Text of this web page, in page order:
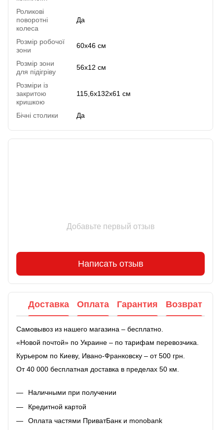
Роликові
поворотні
колеса
Да
Розмір робочої
зони
60х46 см
Розмір зони
для підігріву
56х12 см
Розміри із
закритою
кришкою
115,6х132х61 см
Бічні столики Да
Добавьте первый отзыв
Написать отзыв
Доставка Оплата Гарантия Возврат
Самовывоз из нашего магазина – бесплатно.
«Новой почтой» по Украине – по тарифам перевозчика.
Курьером по Киеву, Ивано-Франковску – от 500 грн.
От 40 000 бесплатная доставка в пределах 50 км.
Наличными при получении
Кредитной картой
Оплата частями ПриватБанк и monobank